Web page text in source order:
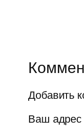
Добавить
Ваш адрес